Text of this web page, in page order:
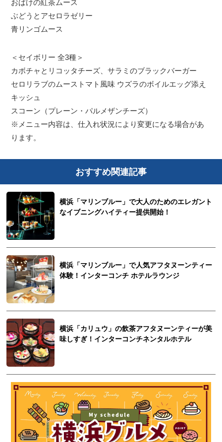
おばけの紅茶ムース
ぶどうとアセロラゼリー
青リンゴムース
＜セイボリー 全3種＞
カボチャとリコッタチーズ、サラミのブラックバーガー
セロリラブのムーストマト風味 ウズラのボイルエッグ添え
キッシュ
スコーン（プレーン・パルメザンチーズ）
※メニュー内容は、仕入れ状況により変更になる場合があ
ります。
おすすめ関連記事
横浜「マリンブルー」で大人のためのエレガント
なイブニングハイティー提供開始！
横浜「マリンブルー」で人気アフタヌーンティー
体験！インターコンチ ホテルラウンジ
横浜「カリュウ」の飲茶アフタヌーンティーが美
味しすぎ！インターコンチネンタルホテル